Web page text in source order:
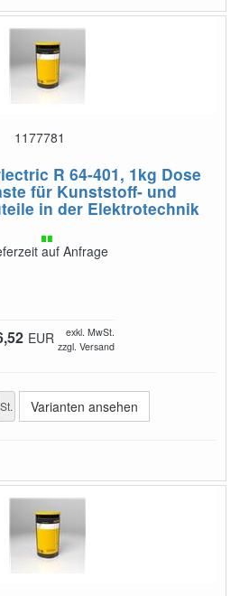
1177781
R 64-401, 1kg Dose
für Kunststoff- und
in der Elektrotechnik
auf Anfrage
EUR
exkl. MwSt.
zzgl. Versand
St. Varianten ansehen